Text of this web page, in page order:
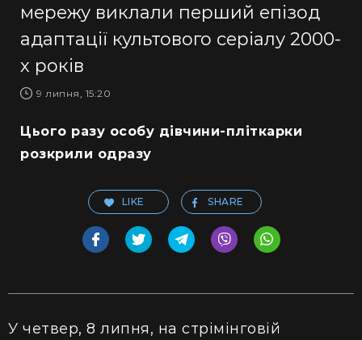
мережу виклали перший епізод
адаптації культового серіалу 2000-
х років
9 липня, 15:20
Цього разу особу дівчини-пліткарки
розкрили одразу
LIKE SHARE
У четвер, 8 липня, на стрімінговій